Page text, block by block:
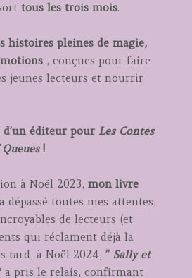
tous les trois mois.
histoires pleines de magie,
, conçues pour faire
jeunes lecteurs et nourrir
éditeur pour Les Contes
!
à Noël 2023, mon livre
dépassé toutes mes attentes,
de lecteurs (et
qui réclament déjà la
tard, à Noël 2024, ” Sally et
a pris le relais, confirmant